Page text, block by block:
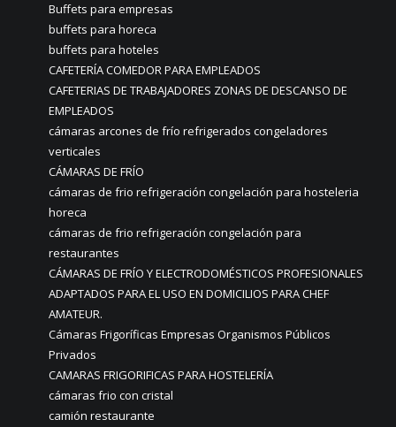
Buffets para empresas
buffets para horeca
buffets para hoteles
CAFETERÍA COMEDOR PARA EMPLEADOS
CAFETERIAS DE TRABAJADORES ZONAS DE DESCANSO DE
EMPLEADOS
cámaras arcones de frío refrigerados congeladores
verticales
CÁMARAS DE FRÍO
cámaras de frio refrigeración congelación para hosteleria
horeca
cámaras de frio refrigeración congelación para
restaurantes
CÁMARAS DE FRÍO Y ELECTRODOMÉSTICOS PROFESIONALES
ADAPTADOS PARA EL USO EN DOMICILIOS PARA CHEF
AMATEUR.
Cámaras Frigoríficas Empresas Organismos Públicos
Privados
CAMARAS FRIGORIFICAS PARA HOSTELERÍA
cámaras frio con cristal
camión restaurante